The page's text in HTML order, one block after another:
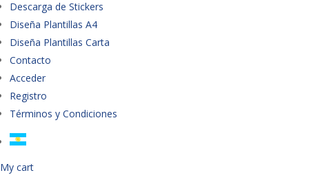
Descarga de Stickers
Diseña Plantillas A4
Diseña Plantillas Carta
Contacto
Acceder
Registro
Términos y Condiciones
My cart